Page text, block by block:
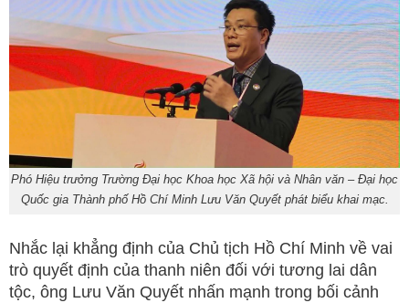
Phó Hiệu trưởng Trường Đại học Khoa học Xã hội và Nhân văn – Đại học
Quốc gia Thành phố Hồ Chí Minh Lưu Văn Quyết phát biểu khai mạc.
Nhắc lại khẳng định của Chủ tịch Hồ Chí Minh về vai
trò quyết định của thanh niên đối với tương lai dân
tộc, ông Lưu Văn Quyết nhấn mạnh trong bối cảnh